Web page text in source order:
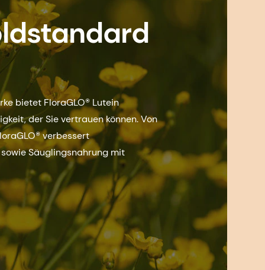
bietet FloraGLO® Lutein
der Sie vertrauen können. Von
verbessert
Säuglingsnahrung mit